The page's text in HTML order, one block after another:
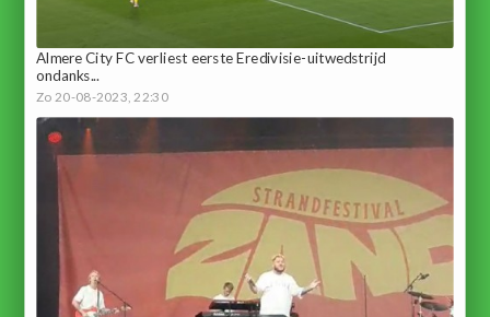
Almere City FC verliest eerste Eredivisie-uitwedstrijd
ondanks...
Zo 20-08-2023, 22:30